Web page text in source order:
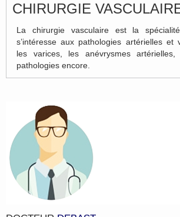
CHIRURGIE
La chirurgie vasculaire est la
s’intéresse aux pathologies artérielles et
les varices, les anévrysmes
pathologies encore.